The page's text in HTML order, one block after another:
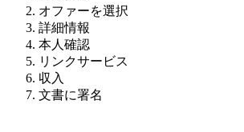
オファーを選択
詳細情報
本人確認
リンクサービス
収入
文書に署名